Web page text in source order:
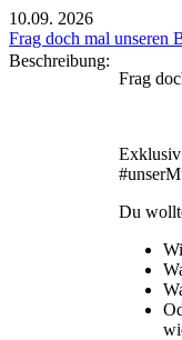
10.09. 2026
Frag doch mal unseren
Beschreibung:
Frag
Du